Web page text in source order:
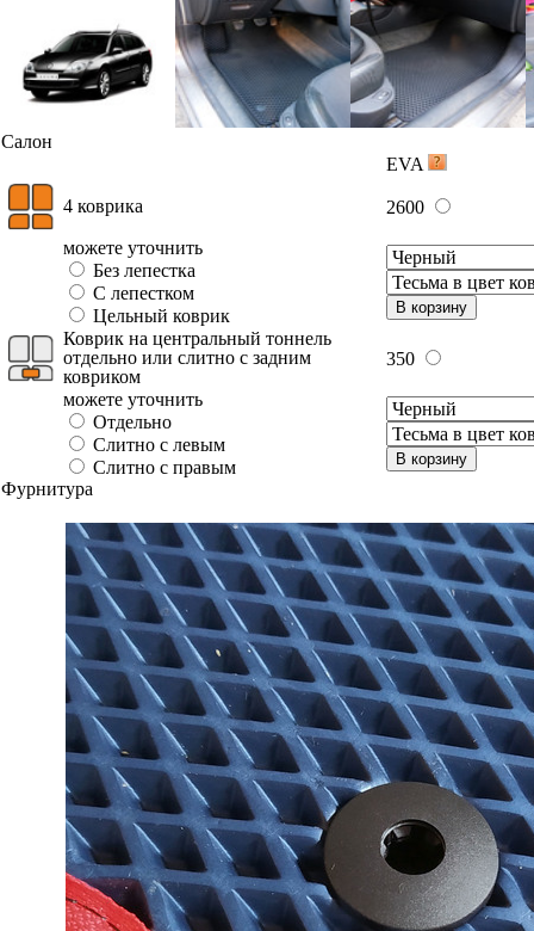
Салон
EVA
4 коврика
2600
можете уточнить
Без лепестка
С лепестком
Цельный коврик
В корзину
Коврик на центральный тоннель
отдельно или слитно с задним
ковриком
350
можете уточнить
Отдельно
Слитно с левым
Слитно с правым
В корзину
Фурнитура